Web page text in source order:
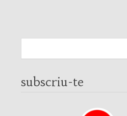
subscriu-te